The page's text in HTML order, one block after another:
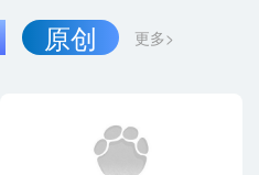
更多>
原创